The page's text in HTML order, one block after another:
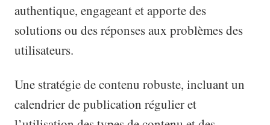
authentique, engageant et apporte des
solutions ou des réponses aux problèmes des
utilisateurs.
Une stratégie de contenu robuste, incluant un
calendrier de publication régulier et